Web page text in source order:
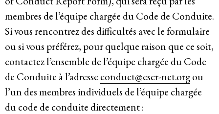
membres de l’équipe chargée du Code de Conduite.
Si vous rencontrez des difficultés avec le formulaire
ou si vous préférez, pour quelque raison que ce soit,
contactez l’ensemble de l’équipe chargée du Code
de Conduite à l’adresse conduct@escr-net.orgou
l’un des membres individuels de l’équipe chargée
du code de conduite directement :